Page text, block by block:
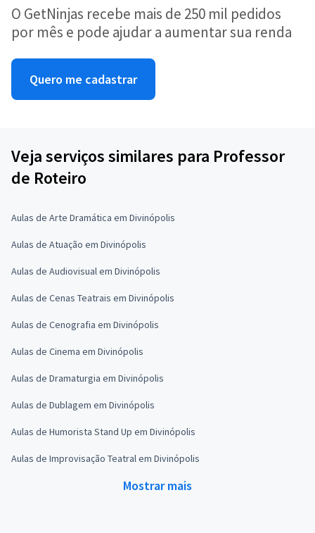
O GetNinjas recebe mais de 250 mil pedidos
por mês e pode ajudar a aumentar sua renda
Quero me cadastrar
Veja serviços similares para Professor
de Roteiro
Aulas de Arte Dramática em Divinópolis
Aulas de Atuação em Divinópolis
Aulas de Audiovisual em Divinópolis
Aulas de Cenas Teatrais em Divinópolis
Aulas de Cenografia em Divinópolis
Aulas de Cinema em Divinópolis
Aulas de Dramaturgia em Divinópolis
Aulas de Dublagem em Divinópolis
Aulas de Humorista Stand Up em Divinópolis
Aulas de Improvisação Teatral em Divinópolis
Mostrar mais